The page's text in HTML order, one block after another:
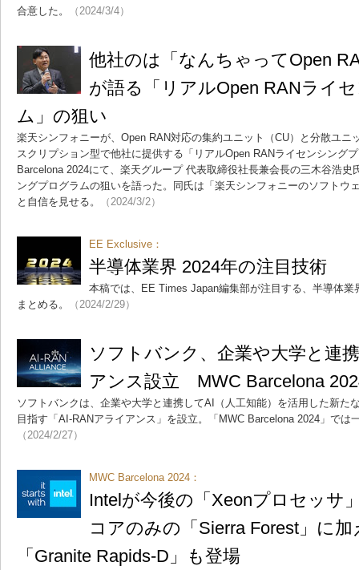
合意した。
（2024/3/4）
他社のは「なんちゃってOpen
が語る「リアルOpen RANライ
ム」の狙い
楽天シンフォニーが、Open RAN対応の集約ユニット（CU）と分散ユニ
スクリプション型で他社に提供する「リアルOpen RANライセンシング
Barcelona 2024にて、楽天グループ 代表取締役社長兼会長の三木谷浩史
ングプログラムの狙いを語った。同氏は「楽天シンフォニーのソフトウ
と自信を見せる。
（2024/3/2）
EE Exclusive：
半導体業界 2024年の注目技術
本稿では、EE Times Japan編集部が注目する、半導体
まとめる。
（2024/2/29）
ソフトバンク、企業や大学と連
アンス設立 MWC Barcelona
ソフトバンクは、企業や大学と連携してAI（人工知能）を活用した新た
目指す「AI-RANアライアンス」を設立。「MWC Barcelona 2024」では
（2024/2/27）
MWC Barcelona 2024：
Intelが今後の「Xeonプロセッ
コアのみの「Sierra Forest」に
「Granite Rapids-D」も登場